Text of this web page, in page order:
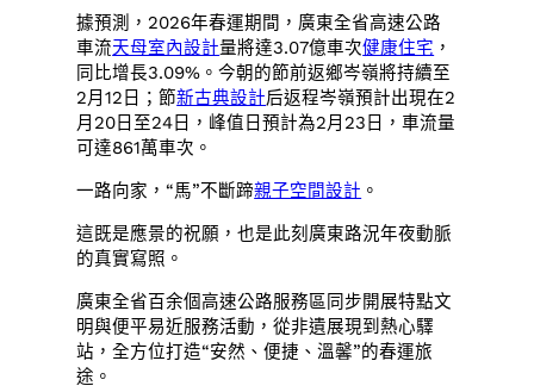
據預測，2026年春運期間，廣東全省高速公路
車流天母室內設計量將達3.07億車次健康住宅 ，
同比增長3.09%。今朝的節前返鄉岑嶺將持續至
2月12日；節新古典設計后返程岑嶺預計出現在2
月20日至24日，峰值日預計為2月23日，車流量
可達861萬車次。
一路向家，“馬”不斷蹄親子空間設計 。
這既是應景的祝願，也是此刻廣東路況年夜動脈
的真實寫照。
廣東全省百余個高速公路服務區同步開展特點文
明與便平易近服務活動，從非遺展現到熱心驛
站，全方位打造“安然、便捷、溫馨”的春運旅
途。